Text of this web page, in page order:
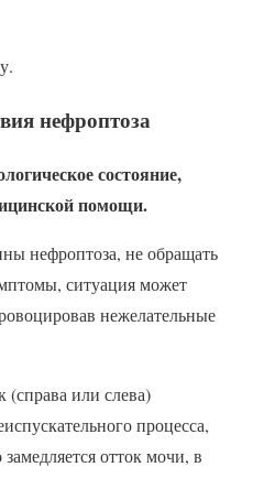
нефроптоза
состояние,
помощи.
нефроптоза, не обращать
ситуация может
нежелательные
(справа или слева)
процесса,
замедляется отток мочи, в